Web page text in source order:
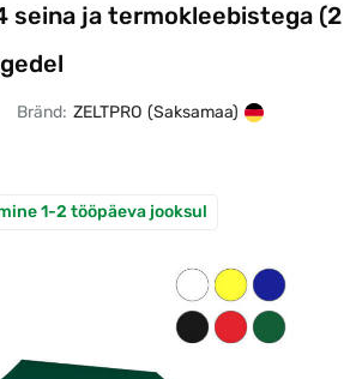
seina ja termokleebistega (2
Bränd: ZELTPRO (Saksamaa)
1-2 tööpäeva jooksul